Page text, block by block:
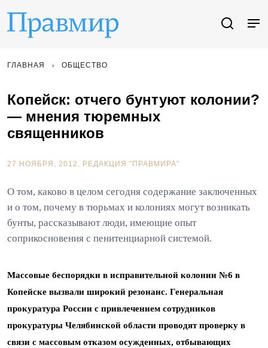
ГЛАВНАЯ ОБЩЕСТВО
Копейск: отчего бунтуют колонии?
— мнения тюремных
священников
27 НОЯБРЯ, 2012. РЕДАКЦИЯ "ПРАВМИРА"
О том, каково в целом сегодня содержание заключенных
и о том, почему в тюрьмах и колониях могут возникать
бунты, рассказывают люди, имеющие опыт
соприкосновения с пенитенциарной системой.
Массовые беспорядки в исправительной колонии №6 в
Копейске вызвали широкий резонанс. Генеральная
прокуратура России с привлечением сотрудников
прокуратуры Челябинской области проводят проверку в
связи с массовым отказом осужденных, отбывающих